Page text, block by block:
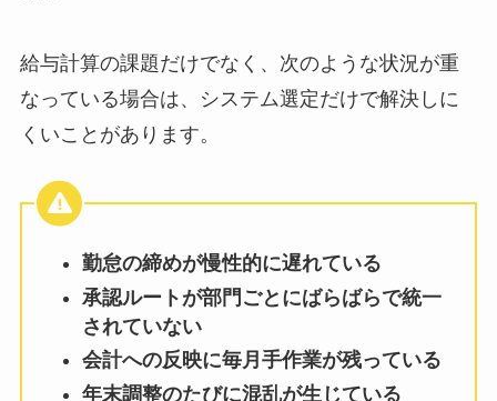
給与計算の課題だけでなく、次のような状況が重
なっている場合は、システム選定だけで解決しに
くいことがあります。
勤怠の締めが慢性的に遅れている
承認ルートが部門ごとにばらばらで統一
されていない
会計への反映に毎月手作業が残っている
年末調整のたびに混乱が生じている